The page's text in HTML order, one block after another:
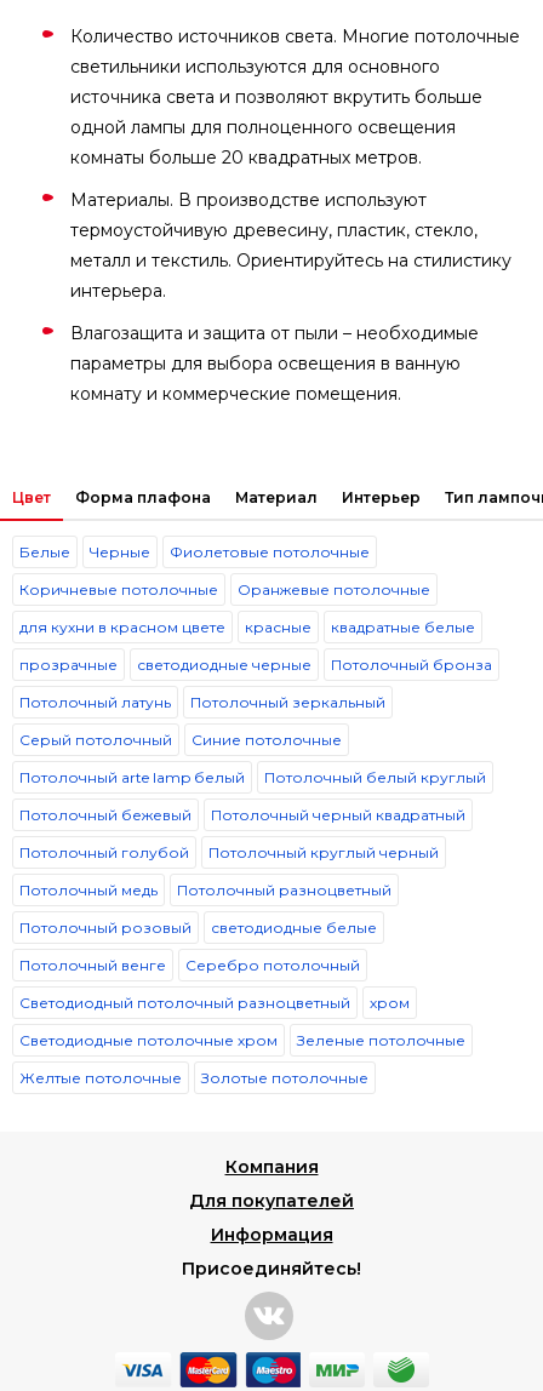
Количество источников света. Многие потолочные
светильники используются для основного
источника света и позволяют вкрутить больше
одной лампы для полноценного освещения
комнаты больше 20 квадратных метров.
Материалы. В производстве используют
термоустойчивую древесину, пластик, стекло,
металл и текстиль. Ориентируйтесь на стилистику
интерьера.
Влагозащита и защита от пыли – необходимые
параметры для выбора освещения в ванную
комнату и коммерческие помещения.
Цвет Форма плафона Материал Интерьер Тип
Белые Черные Фиолетовые потолочные
Коричневые потолочные Оранжевые потолочные
для кухни в красном цвете красные квадратные белые
прозрачные светодиодные черные Потолочный бронза
Потолочный латунь Потолочный зеркальный
Серый потолочный Синие потолочные
Потолочный arte lamp белый Потолочный белый круглый
Потолочный бежевый Потолочный черный квадратный
Потолочный голубой Потолочный круглый черный
Потолочный медь Потолочный разноцветный
Потолочный розовый светодиодные белые
Потолочный венге Серебро потолочный
Светодиодный потолочный разноцветный хром
Светодиодные потолочные хром Зеленые потолочные
Желтые потолочные Золотые потолочные
Компания
Для покупателей
Информация
Присоединяйтесь!